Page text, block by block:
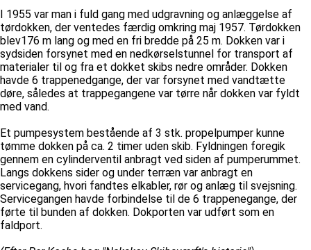
I 1955 var man i fuld gang med udgravning og anlæggelse af
tørdokken, der ventedes færdig omkring maj 1957. Tørdokken
blev176 m lang og med en fri bredde på 25 m. Dokken var i
sydsiden forsynet med en nedkørselstunnel for transport af
materialer til og fra et dokket skibs nedre områder. Dokken
havde 6 trappenedgange, der var forsynet med vandtætte
døre, således at trappegangene var tørre når dokken var fyldt
med vand.
Et pumpesystem bestående af 3 stk. propelpumper kunne
tømme dokken på ca. 2 timer uden skib. Fyldningen foregik
gennem en cylinderventil anbragt ved siden af pumperummet.
Langs dokkens sider og under terræn var anbragt en
servicegang, hvori fandtes elkabler, rør og anlæg til svejsning.
Servicegangen havde forbindelse til de 6 trappenegange, der
førte til bunden af dokken. Dokporten var udført som en
faldport.